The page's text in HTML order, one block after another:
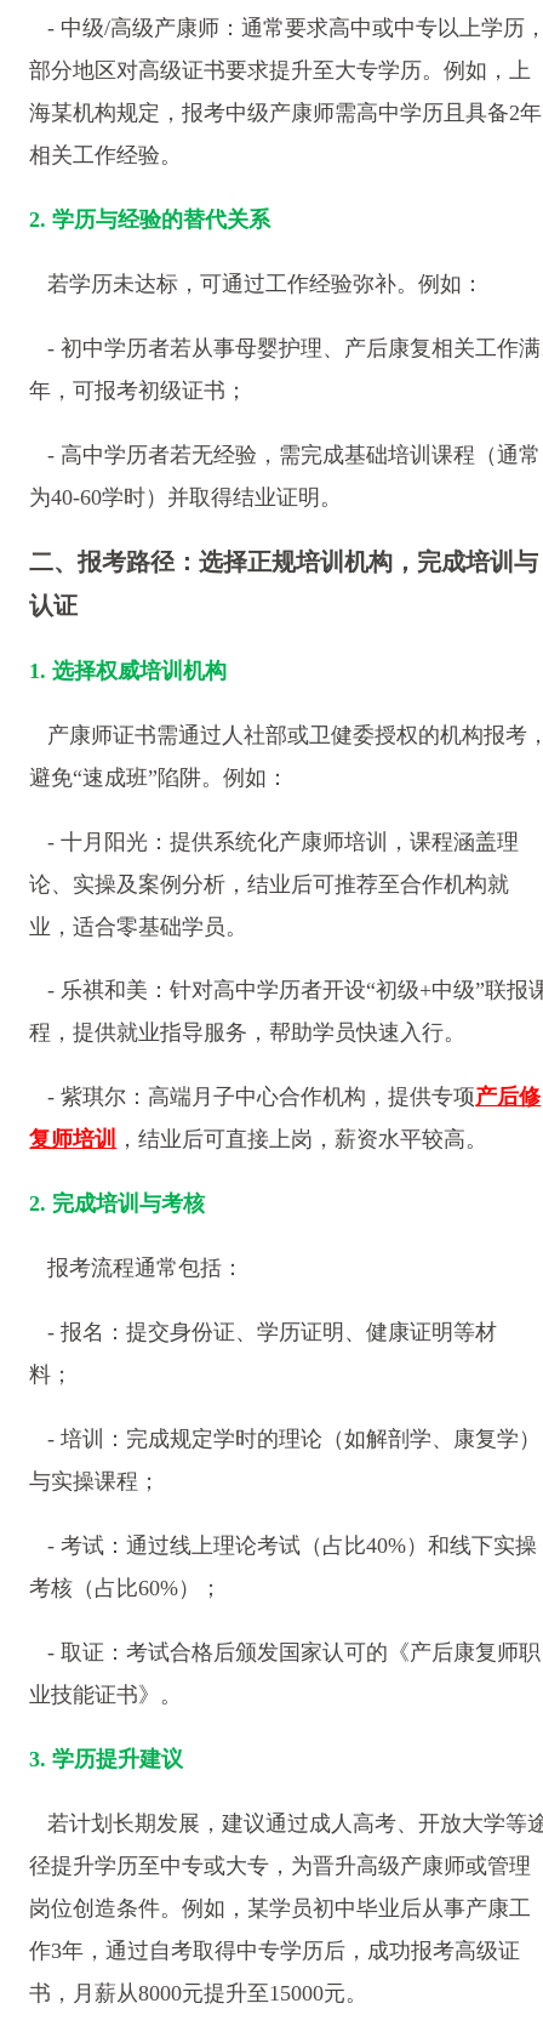
- 中级/高级产康师：通常要求高中或中专以上学历
部分地区对高级证书要求提升至大专学历。例如，上
海某机构规定，报考中级产康师需高中学历且具备2年
相关工作经验。
2. 学历与经验的替代关系
若学历未达标，可通过工作经验弥补。例如：
- 初中学历者若从事母婴护理、产后康复相关工作
年，可报考初级证书；
- 高中学历者若无经验，需完成基础培训课程（通常
为40-60学时）并取得结业证明。
二、报考路径：选择正规培训机构，完成培训与
认证
1. 选择权威培训机构
产康师证书需通过人社部或卫健委授权的机构报考
避免“速成班”陷阱。例如：
- 十月阳光：提供系统化产康师培训，课程涵盖理
论、实操及案例分析，结业后可推荐至合作机构就
业，适合零基础学员。
- 乐祺和美：针对高中学历者开设“初级+中级”联报
程，提供就业指导服务，帮助学员快速入行。
- 紫琪尔：高端月子中心合作机构，提供专项产后修
复师培训
，结业后可直接上岗，薪资水平较高。
2. 完成培训与考核
报考流程通常包括：
- 报名：提交身份证、学历证明、健康证明等材
料；
- 培训：完成规定学时的理论（如解剖学、康复学）
与实操课程；
- 考试：通过线上理论考试（占比40%）和线下实操
考核（占比60%）；
- 取证：考试合格后颁发国家认可的《产后康复师职
业技能证书》。
3. 学历提升建议
若计划长期发展，建议通过成人高考、开放大学等
径提升学历至中专或大专，为晋升高级产康师或管理
岗位创造条件。例如，某学员初中毕业后从事产康工
作3年，通过自考取得中专学历后，成功报考高级证
书，月薪从8000元提升至15000元。